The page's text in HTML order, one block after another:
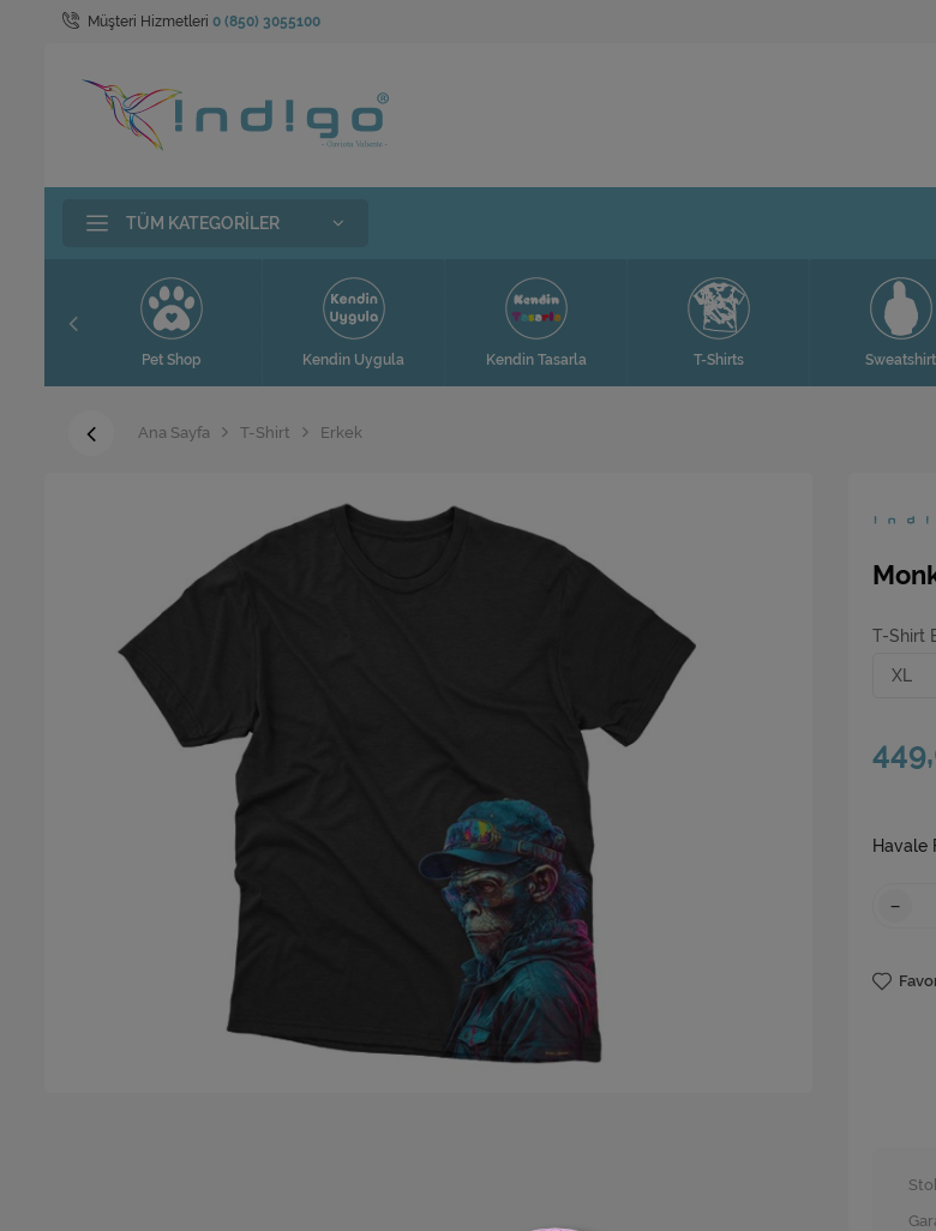
Müşteri Hizmetleri 0 (850) 3055100
TÜM KATEGORILER
Pet Shop Kendin Uygula Kendin Tasarla T-Shirts Sweatshirt
Ana Sayfa T-Shirt Erkek
T-Shirt
Havale
-